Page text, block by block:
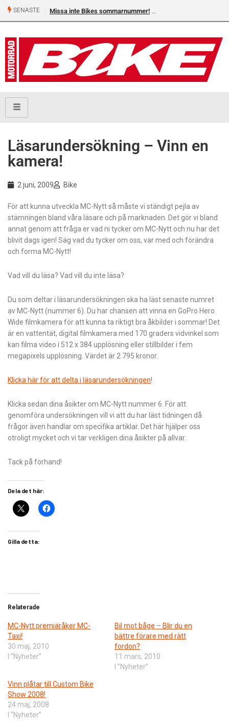
SENASTE Missa inte Bikes sommarnummer!
Läsarundersökning – Vinn en
kamera!
2 juni, 2009 Bike
För att kunna utveckla MC-Nytt så måste vi ständigt pejla av
stämningen bland våra läsare och på marknaden. Det gör vi bland
annat genom att fråga er vad ni tycker om MC-Nytt och nu har det
blivit dags igen! Säg vad du tycker om oss, var med och förändra
och forma MC-Nytt!
Vad vill du läsa? Vad vill du inte läsa?
Du som deltar i läsarundersökningen ska ha läst senaste numret
av MC-Nytt (nummer 6). Du har chansen att vinna en GoPro Hero
Wide filmkamera för att kunna ta riktigt bra åkbilder i sommar! Det
är en vattentät, digital filmkamera med 170 graders vidvinkel som
kan filma video i 512 x 384 upplösning eller stillbilder i fem
megapixels upplösning. Värdet är 2 795 kronor.
Klicka här för att delta i läsarundersökningen!
Klicka sedan dina åsikter om MC-Nytt nummer 6. För att
genomföra undersökningen vill vi att du har läst tidningen då
frågor även handlar om specifika artiklar. Det här hjälper oss
otroligt mycket och vi tar verkligen dina åsikter på allvar.
Tack på förhand!
Dela det här:
Gilla detta:
Relaterade
MC-Nytt premiäråker MC-
Taxi!
30 maj, 2010
I ”Nyheter”
Bil mot båge – Blir du en
bättre förare med rätt
fordon?
11 mars, 2010
I ”Nyheter”
Vinn plåtar till Custom Bike
Show 2008!
24 maj, 2008
I ”Nyheter”